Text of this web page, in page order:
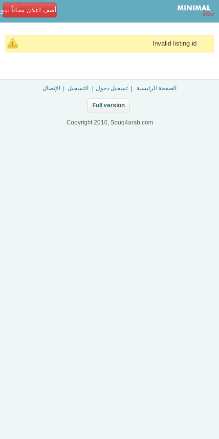
أضف اعلان مجاناً
Invalid listing id
الصفحة الرئيسية تسجيل دخول التسجيل الإتصال
Full version
Copyright 2010, Souq4arab.com